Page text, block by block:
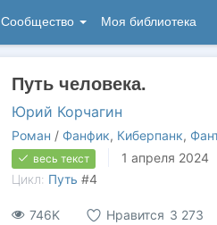
Сообщество Моя библиотека
Путь человека.
Юрий Корчагин
Роман / Фанфик, Киберпанк,
весь текст 1 апреля 2024
Цикл: Путь #4
746K Нравится 3 273